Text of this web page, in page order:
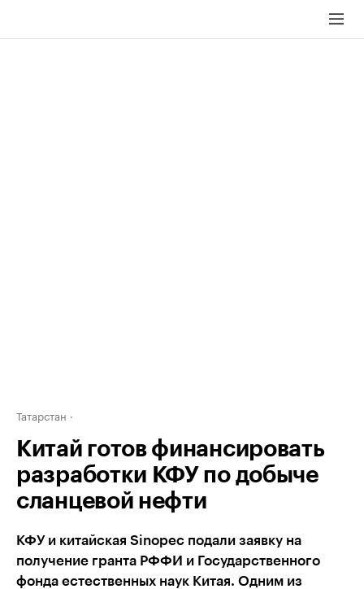
Татарстан
Китай готов финансировать
разработки КФУ по добыче
сланцевой нефти
КФУ и китайская Sinopec подали заявку на
получение гранта РФФИ и Государственного
фонда естественных наук Китая. Одним из